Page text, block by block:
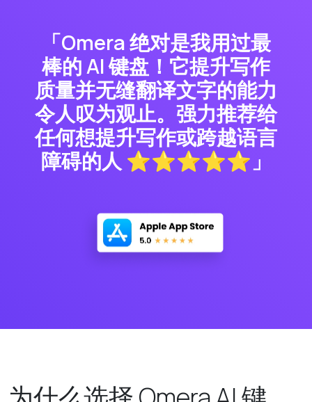
「Omera 绝对是我用过最
棒的 AI 键盘！它提升写作
质量并无缝翻译文字的能力
令人叹为观止。强力推荐给
任何想提升写作或跨越语言
障碍的人 ⭐⭐⭐⭐⭐」